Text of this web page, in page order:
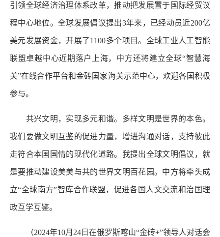
引领全球经济治理体系改革，推动把发展置于国际经贸议
程中心地位。全球发展倡议提出3年来，已经动员近200亿
美元发展资金，开展了1100多个项目。全球工业人工智能
联盟卓越中心近期落户上海，中方还将建立全球“智慧海
关”在线合作平台和金砖国家海关示范中心，欢迎各国积极
参与。
共兴文明，实现多元和谐。多样文明是世界的本色。
我们要做文明互鉴的促进力量，增进沟通对话，支持彼此
走符合本国国情的现代化道路。我提出全球文明倡议，就
是要推动建设美美与共的世界文明百花园。中方将牵头成
立“全球南方”智库合作联盟，促进各国人文交流和治国理
政互学互鉴。
（2024年10月24日在俄罗斯喀山“金砖+”领导人对话会